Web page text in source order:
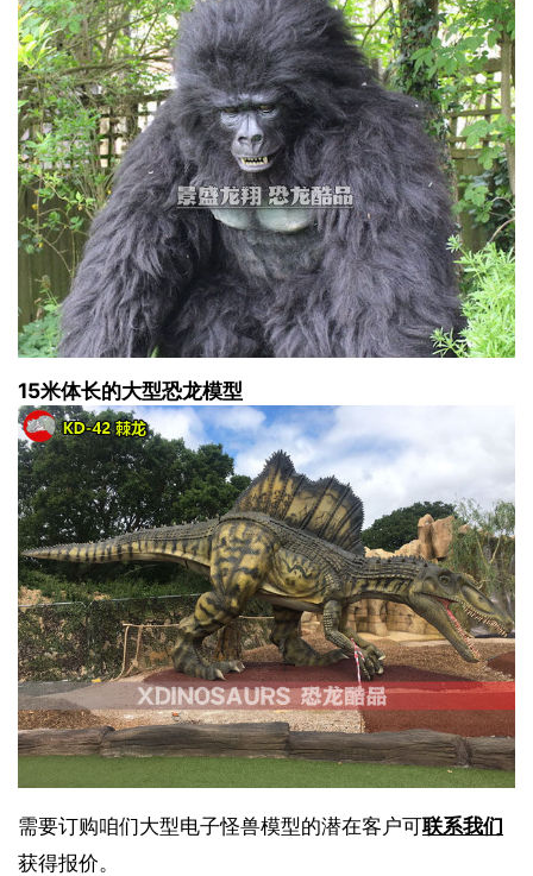
15米体长的大型恐龙模型
需要订购咱们大型电子怪兽模型的潜在客户可联系我们
获得报价。